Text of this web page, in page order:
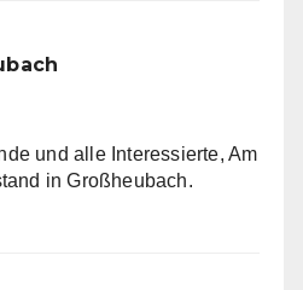
und alle Interessierte, Am
in Großheubach.